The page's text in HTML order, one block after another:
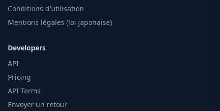
Conditions d'utilisation
Mentions légales (loi japonaise)
Developers
API
Pricing
API Terms
Envoyer un retour